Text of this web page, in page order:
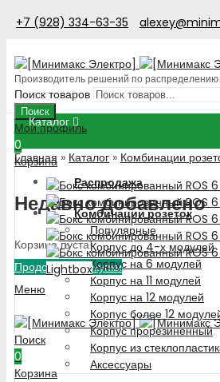
+7 (928) 334-63-35
Производитель решений по
Поиск товаров
Поиск
Мой профиль
0
Корзина
Недавно добавлено
Корзина пуста!
Продолжить покупки
Меню
Поиск
0
Корзина
Каталог
Распродажа
Комбинации розеток
Популярные
Корпус до 4-х модулей
Корпус на 6 модулей
Корпус на 11 модулей
Корпус на 12 модулей
Корпус более 12
Корпус прорезиненный
Корпус из
Аксессуары
Главная » Каталог » Комбинации
Lightbox